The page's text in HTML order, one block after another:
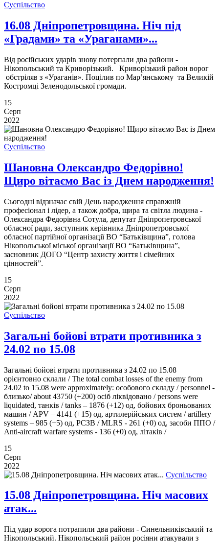
Суспільство
16.08 Дніпропетровщина. Ніч під
«Градами» та «Ураганами»...
Від російських ударів знову потерпали два райони -
Нікопольський та Криворізький. Криворізький район ворог
обстріляв з «Ураганів». Поцілив по Мар’янському та Великій
Костромці Зеленодольської громади.
15
Серп
2022
Суспільство
Шановна Олександро Федорівно!
Щиро вітаємо Вас із Днем народження!
Сьогодні відзначає свій День народження справжній
професіонал і лідер, а також добра, щира та світла людина -
Олександра Федорівна Сотула, депутат Дніпропетровської
обласної ради, заступник керівника Дніпропетровської
обласної партійної організації ВО “Батьківщина”, голова
Нікопольської міської організації ВО “Батьківщина”,
засновник ДОГО “Центр захисту життя і сімейних
цінностей”.
15
Серп
2022
Суспільство
Загальні бойові втрати противника з
24.02 по 15.08
Загальні бойові втрати противника з 24.02 по 15.08
орієнтовно склали / The total combat losses of the enemy from
24.02 to 15.08 were approximately: особового складу / personnel -
близько/ about 43750 (+200) осіб ліквідовано / persons were
liquidated, танків / tanks ‒ 1876 (+12) од, бойових броньованих
машин / APV ‒ 4141 (+15) од, артилерійських систем / artillery
systems – 985 (+5) од, РСЗВ / MLRS - 261 (+0) од, засоби ППО /
Anti-aircraft warfare systems - 136 (+0) од, літаків /
15
Серп
2022
Суспільство
15.08 Дніпропетровщина. Ніч масових
атак...
Під удар ворога потрапили два райони - Синельниківський та
Нікопольський. Нікопольський район росіяни атакували з